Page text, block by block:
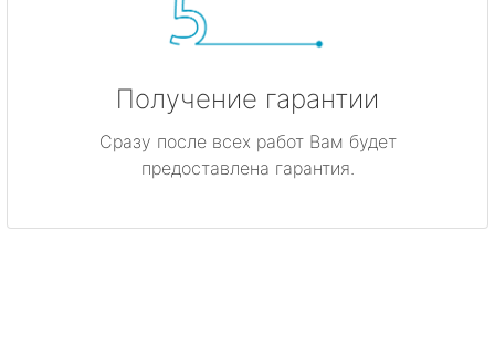
Получение гарантии
Сразу после всех работ Вам будет
предоставлена гарантия.